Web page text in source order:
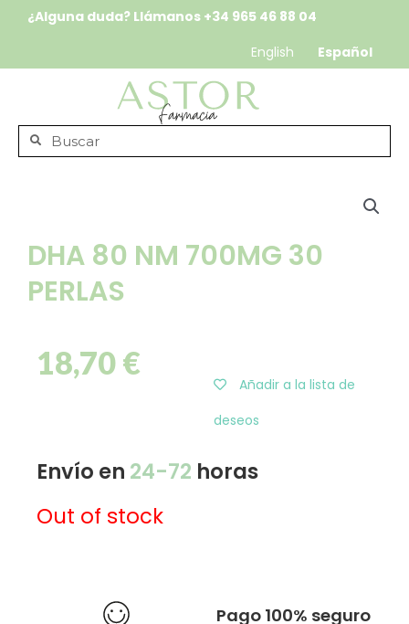
¿Alguna duda? Llámanos +34 965 46 88 04
English
Español
DHA 80 NM 700MG 30
PERLAS
18,70€
Añadir a la lista de
deseos
Envío en 24-72 horas
Out of stock
Pago 100% seguro